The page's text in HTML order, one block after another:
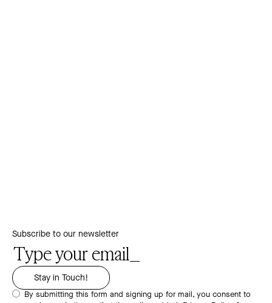
Subscribe to our newsletter
By submitting this form and signing up for mail, you consent to